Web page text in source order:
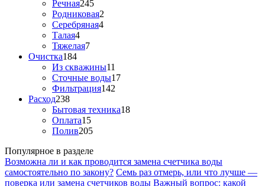
Речная245
Родниковая2
Серебряная4
Талая4
Тяжелая7
Очистка184
Из скважины11
Сточные воды17
Фильтрация142
Расход238
Бытовая техника18
Оплата15
Полив205
Популярное в разделе
Возможна ли и как проводится замена счетчика воды
самостоятельно по закону? Семь раз отмерь, или что лучше —
поверка или замена счетчиков воды Важный вопрос: какой